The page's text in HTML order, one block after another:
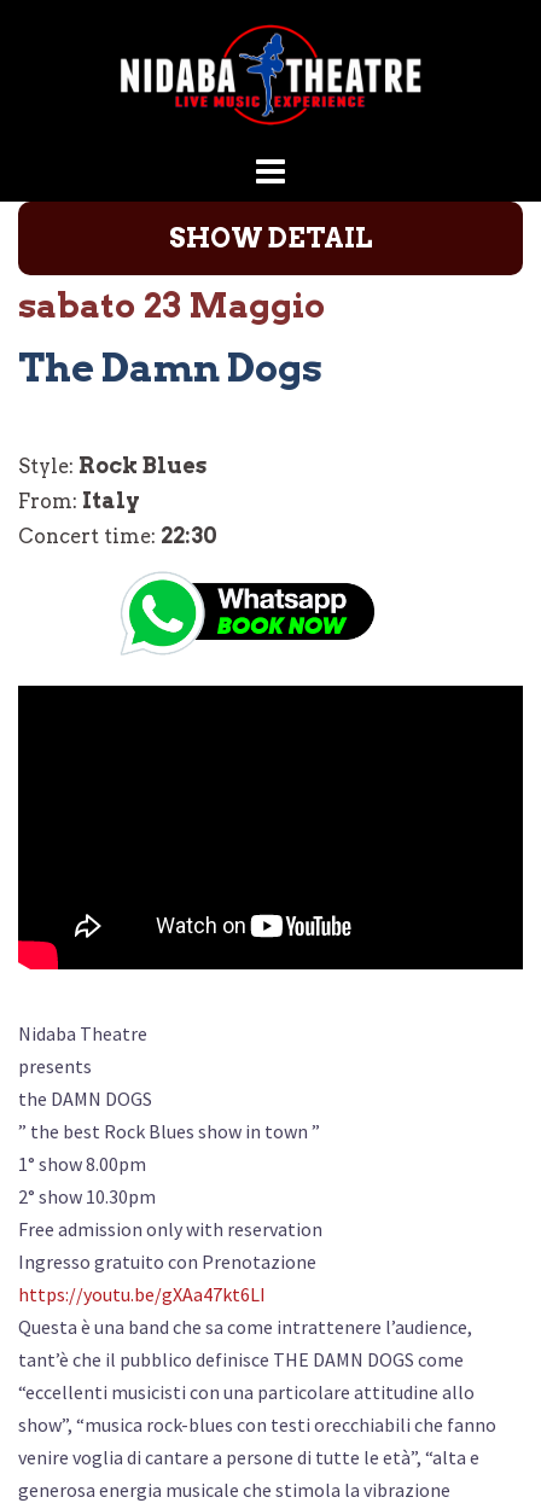
SHOW DETAIL
sabato 23 Maggio
The Damn Dogs
Style: Rock Blues
From: Italy
Concert time: 22:30
Nidaba Theatre
presents
the DAMN DOGS
” the best Rock Blues show in town ”
1° show 8.00pm
2° show 10.30pm
Free admission only with reservation
Ingresso gratuito con Prenotazione
https://youtu.be/gXAa47kt6LI
Questa è una band che sa come intrattenere l’audience,
tant’è che il pubblico definisce THE DAMN DOGS come
“eccellenti musicisti con una particolare attitudine allo
show”, “musica rock-blues con testi orecchiabili che fanno
venire voglia di cantare a persone di tutte le età”, “alta e
generosa energia musicale che stimola la vibrazione